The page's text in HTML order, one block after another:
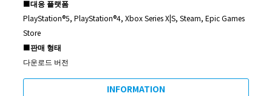
■대응 플랫폼
PlayStation®5, PlayStation®4, Xbox Series X|S, Steam, Epic Games
Store
■판매 형태
다운로드 버전
INFORMATION